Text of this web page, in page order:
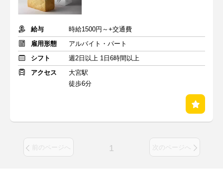
給与
時給1500円～+交通費
雇用形態
アルバイト・パート
シフト
週2日以上 1日6時間以上
アクセス
大宮駅
徒歩6分
前のページへ 1 次のページへ